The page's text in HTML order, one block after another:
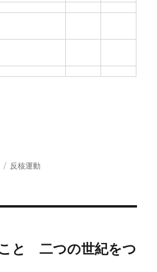
カ
反核運動
と 二つの世紀をつ